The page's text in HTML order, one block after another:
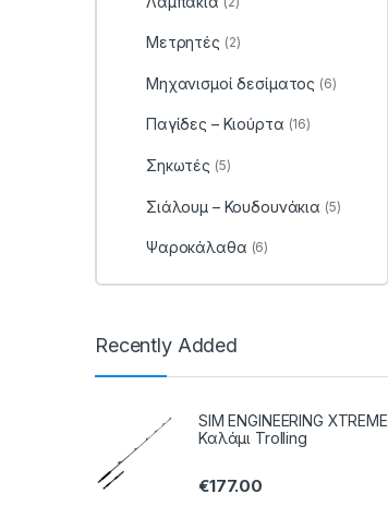
Μετρητές (2)
Μηχανισμοί δεσίματος (6)
Παγίδες – Κιούρτα (16)
Σηκωτές (5)
Σιάλουμ – Κουδουνάκια (5)
Ψαροκάλαθα (6)
Recently Added
SIM ENGINEERING XTREME
Καλάμι Trolling
€177.00